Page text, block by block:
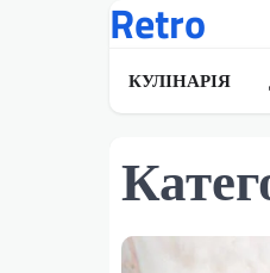
Retro
КУЛІНАРІЯ